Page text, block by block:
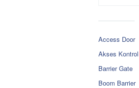
Access Door
Akses Kontrol
Barrier Gate
Boom Barrier